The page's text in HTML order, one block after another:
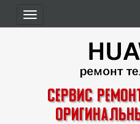
Toggle
navigation
Сервис